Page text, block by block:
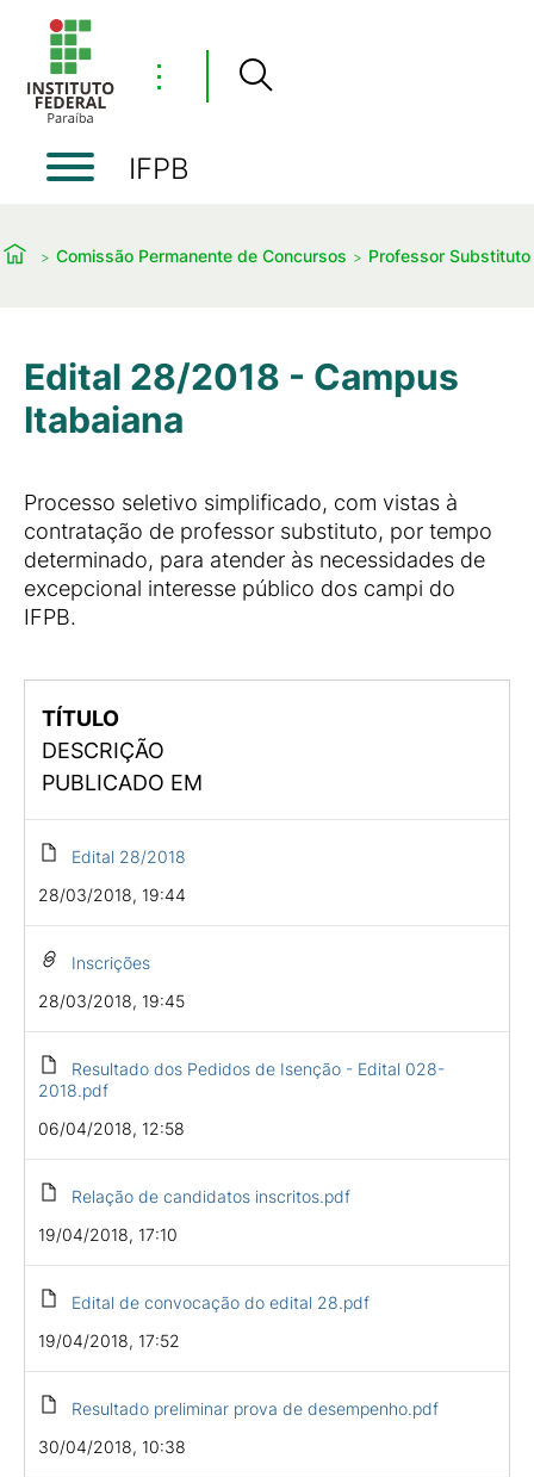
⋮
IFPB
Comissão Permanente de Concursos Professor Substituto
Edital 28/2018 - Campus
Itabaiana
Processo seletivo simplificado, com vistas à
contratação de professor substituto, por tempo
determinado, para atender às necessidades de
excepcional interesse público dos campi do
IFPB.
TÍTULO
DESCRIÇÃO
PUBLICADO EM
Edital 28/2018
28/03/2018, 19:44
Inscrições
28/03/2018, 19:45
Resultado dos Pedidos de Isenção - Edital 028-
2018.pdf
06/04/2018, 12:58
Relação de candidatos inscritos.pdf
19/04/2018, 17:10
Edital de convocação do edital 28.pdf
19/04/2018, 17:52
Resultado preliminar prova de desempenho.pdf
30/04/2018, 10:38